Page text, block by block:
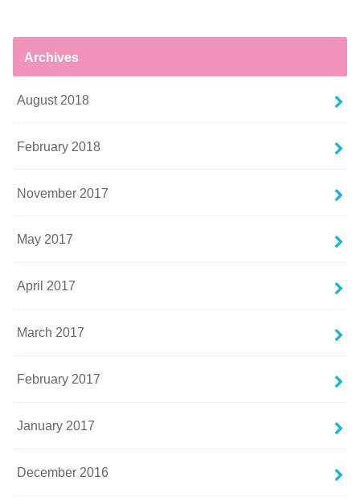
Archives
August 2018
February 2018
November 2017
May 2017
April 2017
March 2017
February 2017
January 2017
December 2016